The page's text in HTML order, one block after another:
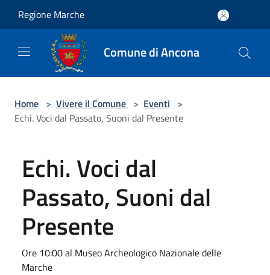
Regione Marche
Comune di Ancona
Home > Vivere il Comune > Eventi >
Echi. Voci dal Passato, Suoni dal Presente
Echi. Voci dal
Passato, Suoni dal
Presente
Ore 10:00 al Museo Archeologico Nazionale delle
Marche